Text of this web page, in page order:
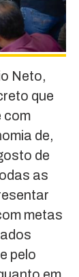
Neto,
que
com
de,
de
as
metas
pelo